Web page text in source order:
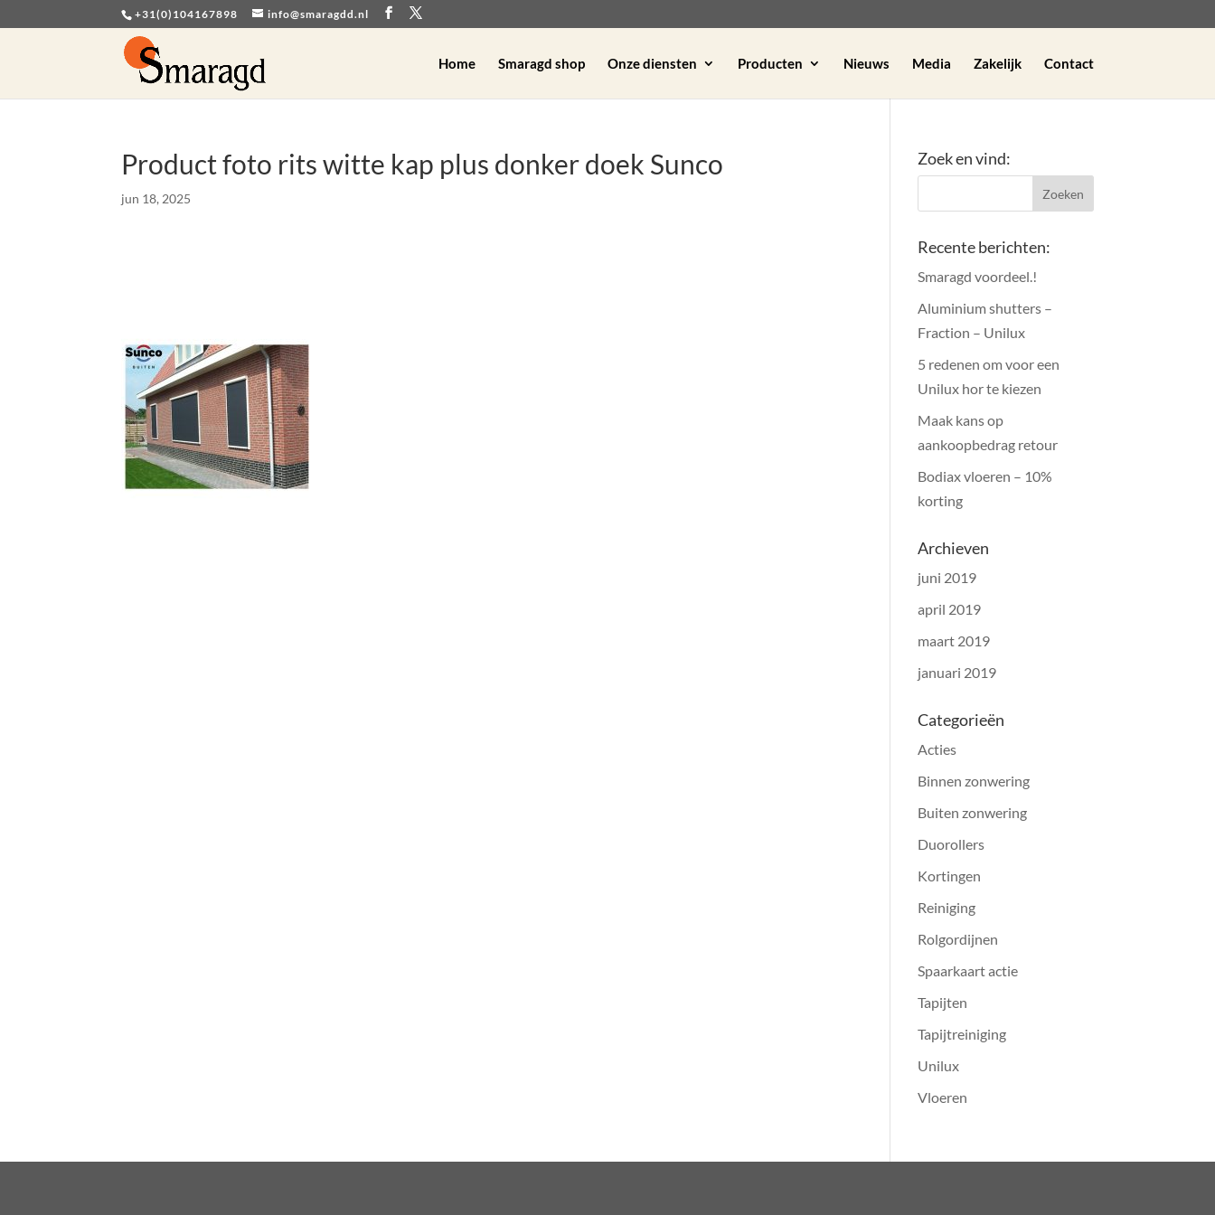
+31(0)104167898 info@smaragdd.nl
Home Smaragd shop Onze diensten Producten Nieuws Media Zakelijk Contact
Product foto rits witte kap plus donker doek Sunco
jun 18, 2025
Zoek en vind:
Recente berichten:
Smaragd voordeel.!
Aluminium shutters –
Fraction – Unilux
5 redenen om voor een
Unilux hor te kiezen
Maak kans op
aankoopbedrag retour
Bodiax vloeren – 10%
korting
Archieven
juni 2019
april 2019
maart 2019
januari 2019
Categorieën
Acties
Binnen zonwering
Buiten zonwering
Duorollers
Kortingen
Reiniging
Rolgordijnen
Spaarkaart actie
Tapijten
Tapijtreiniging
Unilux
Vloeren